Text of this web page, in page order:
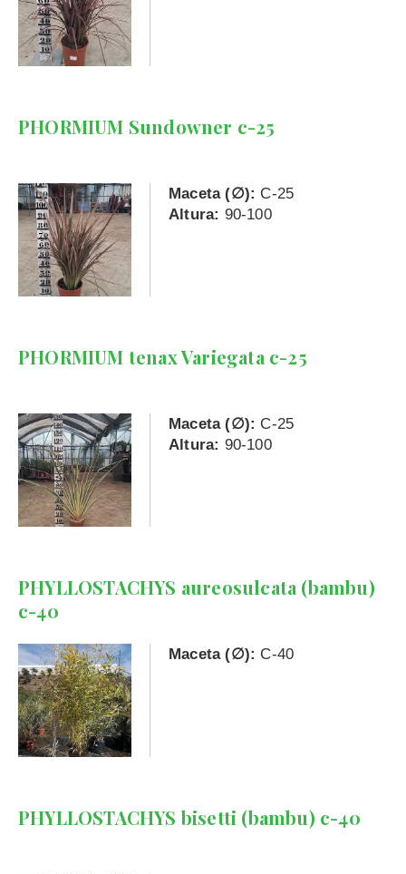
PHORMIUM Sundowner c-25
Maceta (∅): C-25
Altura: 90-100
PHORMIUM tenax Variegata c-25
Maceta (∅): C-25
Altura: 90-100
PHYLLOSTACHYS aureosulcata (bambu)
c-40
Maceta (∅): C-40
PHYLLOSTACHYS bisetti (bambu) c-40